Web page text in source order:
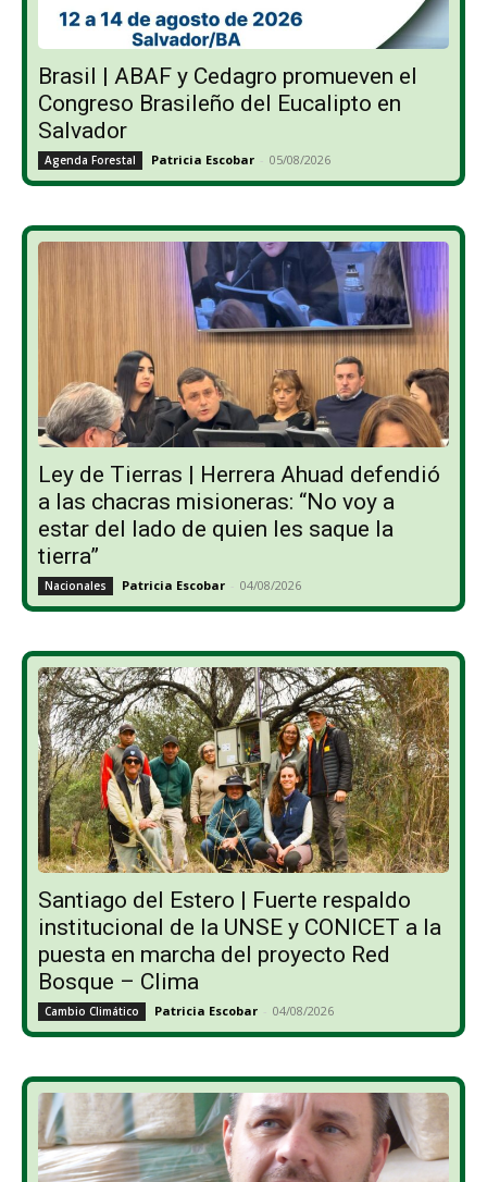
Brasil | ABAF y Cedagro promueven el
Congreso Brasileño del Eucalipto en
Salvador
Agenda Forestal Patricia Escobar - 05/08/2026
Ley de Tierras | Herrera Ahuad defendió
a las chacras misioneras: “No voy a
estar del lado de quien les saque la
tierra”
Nacionales Patricia Escobar - 04/08/2026
Santiago del Estero | Fuerte respaldo
institucional de la UNSE y CONICET a la
puesta en marcha del proyecto Red
Bosque – Clima
Cambio Climático Patricia Escobar - 04/08/2026